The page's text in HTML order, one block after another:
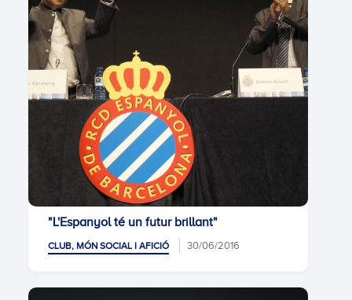
"L'Espanyol té un futur brillant"
CLUB, MÓN SOCIAL I AFICIÓ 30/06/2016